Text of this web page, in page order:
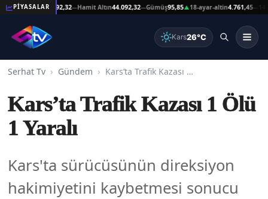
PİYASALAR
Altın44.092,32—Hamit Altın44.092,32—Gümüş95,85▲18-ayar-altin4.761,45—14-
Kars26°C
Serhat Tv Gündem Kars’ta Trafik Kazası 1 Ölü 1 Yaralı
Kars’ta Trafik Kazası 1 Ölü
1 Yaralı
Kars'ta sürücüsünün direksiyon
hakimiyetini kaybetmesi sonucu